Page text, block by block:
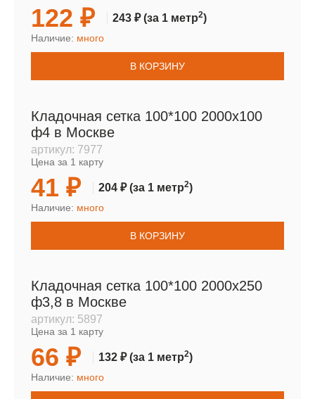
122 ₽ 243 ₽(за 1 метр2)
Наличие: много
В КОРЗИНУ
Кладочная сетка 100*100 2000х100
ф4 в Москве
артикул: 7977
Цена за 1 карту
41 ₽ 204 ₽(за 1 метр2)
Наличие: много
В КОРЗИНУ
Кладочная сетка 100*100 2000х250
ф3,8 в Москве
артикул: 5897
Цена за 1 карту
66 ₽ 132 ₽(за 1 метр2)
Наличие: много